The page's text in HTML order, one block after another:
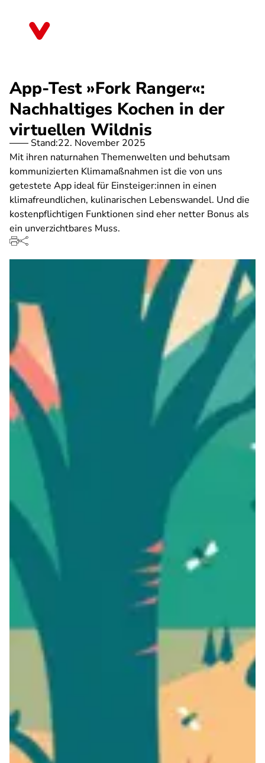
App-Test »Fork Ranger«:
Nachhaltiges Kochen in der
virtuellen Wildnis
Stand:22. November 2025
Mit ihren naturnahen Themenwelten und behutsam
kommunizierten Klimamaßnahmen ist die von uns
getestete App ideal für Einsteiger:innen in einen
klimafreundlichen, kulinarischen Lebenswandel. Und die
kostenpflichtigen Funktionen sind eher netter Bonus als
ein unverzichtbares Muss.